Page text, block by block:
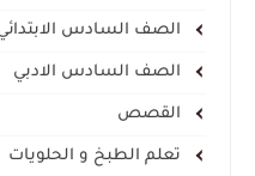
الصف السادس
الصف السادس الادبي
القصص
تعلم الطبخ و الحلويات